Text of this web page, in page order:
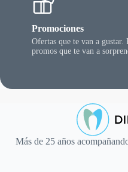
Promociones
Ofertas que te van a gustar.
promos que te van a
Más de 25 años